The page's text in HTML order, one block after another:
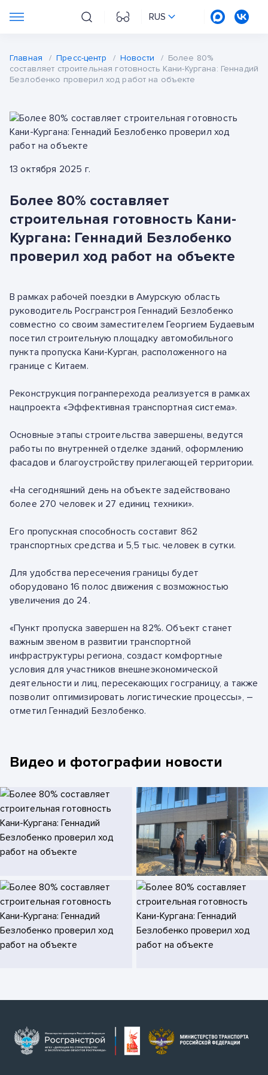
RUS
Главная / Пресс-центр / Новости / Более 80%
составляет строительная готовность Кани-Кургана: Геннадий
Безлобенко проверил ход работ на объекте
13 октября 2025 г.
Более 80% составляет
строительная готовность Кани-
Кургана: Геннадий Безлобенко
проверил ход работ на объекте
В рамках рабочей поездки в Амурскую область
руководитель Росгранстроя Геннадий Безлобенко
совместно со своим заместителем Георгием Будаевым
посетил строительную площадку автомобильного
пункта пропуска Кани-Курган, расположенного на
границе с Китаем.
Реконструкция погранперехода реализуется в рамках
нацпроекта «Эффективная транспортная система».
Основные этапы строительства завершены, ведутся
работы по внутренней отделке зданий, оформлению
фасадов и благоустройству прилегающей территории.
«На сегодняшний день на объекте задействовано
более 270 человек и 27 единиц техники».
Его пропускная способность составит 862
транспортных средства и 5,5 тыс. человек в сутки.
Для удобства пересечения границы будет
оборудовано 16 полос движения с возможностью
увеличения до 24.
«Пункт пропуска завершен на 82%. Объект станет
важным звеном в развитии транспортной
инфраструктуры региона, создаст комфортные
условия для участников внешнеэкономической
деятельности и лиц, пересекающих госграницу, а также
позволит оптимизировать логистические процессы», –
отметил Геннадий Безлобенко.
Видео и фотографии новости